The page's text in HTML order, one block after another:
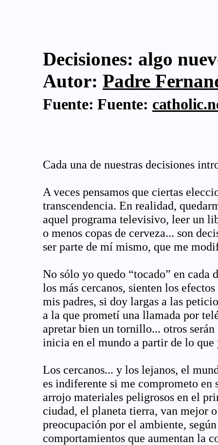
Decisiones: algo
Autor: Padre
Fuente: Fuente:
Cada una de nuestras decisiones
A veces pensamos que ciertas
transcendencia. En realidad,
aquel programa televisivo, leer un
o menos copas de cerveza... son
ser parte de mí mismo, que me
No sólo yo quedo “tocado” en cada
los más cercanos, sienten los
mis padres, si doy largas a las
a la que prometí una llamada por
apretar bien un tornillo... otros
inicia en el mundo a partir de lo que
Los cercanos... y los lejanos, el
es indiferente si me comprometo en
arrojo materiales peligrosos en el
ciudad, el planeta tierra, van mejor
preocupación por el ambiente,
comportamientos que aumentan la